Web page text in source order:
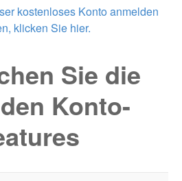
kostenloses Konto anmelden
klicken Sie hier.
Sie die
Konto-